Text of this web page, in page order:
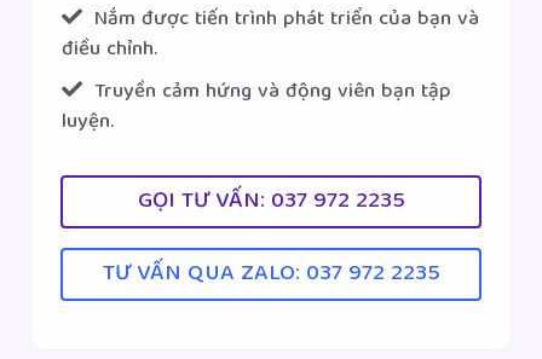
Nắm được tiến trình phát triển của bạn và
điều chỉnh.
Truyền cảm hứng và động viên bạn tập
luyện.
GỌI TƯ VẤN: 037 972 2235
TƯ VẤN QUA ZALO: 037 972 2235